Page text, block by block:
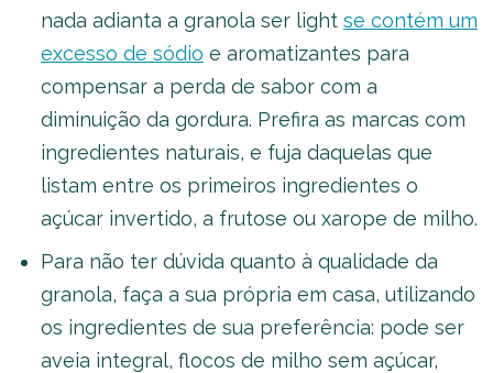
nada adianta a granola ser light se contém um
excesso de sódio e aromatizantes para
compensar a perda de sabor com a
diminuição da gordura. Prefira as marcas com
ingredientes naturais, e fuja daquelas que
listam entre os primeiros ingredientes o
açúcar invertido, a frutose ou xarope de milho.
Para não ter dúvida quanto à qualidade da
granola, faça a sua própria em casa, utilizando
os ingredientes de sua preferência: pode ser
aveia integral, flocos de milho sem açúcar,